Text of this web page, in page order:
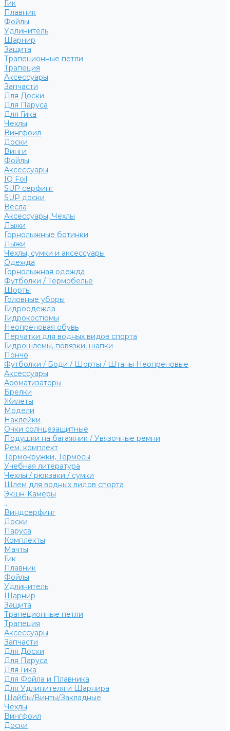
Гик
Плавник
Фойлы
Удлинитель
Шарнир
Защита
Трапеционные петли
Трапеция
Аксессуары
Запчасти
Для Доски
Для Паруса
Для Гика
Чехлы
Вингфоил
Доски
Винги
Фойлы
Аксессуары
IQ Foil
SUP серфинг
SUP доски
Весла
Аксессуары, Чехлы
Лыжи
Горнолыжные ботинки
Лыжи
Чехлы, сумки и аксессуары
Одежда
Горнолыжная одежда
Футболки / Термобелье
Шорты
Головные уборы
Гидроодежда
Гидрокостюмы
Неопреновая обувь
Перчатки для водных видов спорта
Гидрошлемы, повязки, шапки
Пончо
Футболки / Боди / Шорты / Штаны Неопреновые
Аксессуары
Ароматизаторы
Брелки
Жилеты
Модели
Наклейки
Очки солнцезащитные
Подушки на багажник / Увязочные ремни
Рем. комплект
Термокружки, Термосы
Учебная литература
Чехлы / рюкзаки / сумки
Шлем для водных видов спорта
Экшн-Камеры
...
Виндсерфинг
Доски
Паруса
Комплекты
Мачты
Гик
Плавник
Фойлы
Удлинитель
Шарнир
Защита
Трапеционные петли
Трапеция
Аксессуары
Запчасти
Для Доски
Для Паруса
Для Гика
Для Фойла и Плавника
Для Удлинителя и Шарнира
Шайбы/Винты/Закладные
Чехлы
Вингфоил
Доски